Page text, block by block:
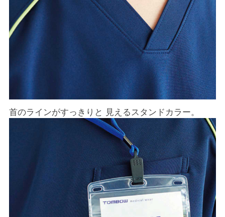
首のラインがすっきりと 見えるスタンドカラー。